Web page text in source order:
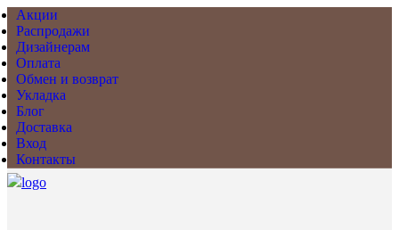
Акции
Распродажи
Дизайнерам
Оплата
Обмен и возврат
Укладка
Блог
Доставка
Вход
Контакты